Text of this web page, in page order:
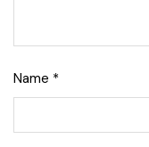
Name *